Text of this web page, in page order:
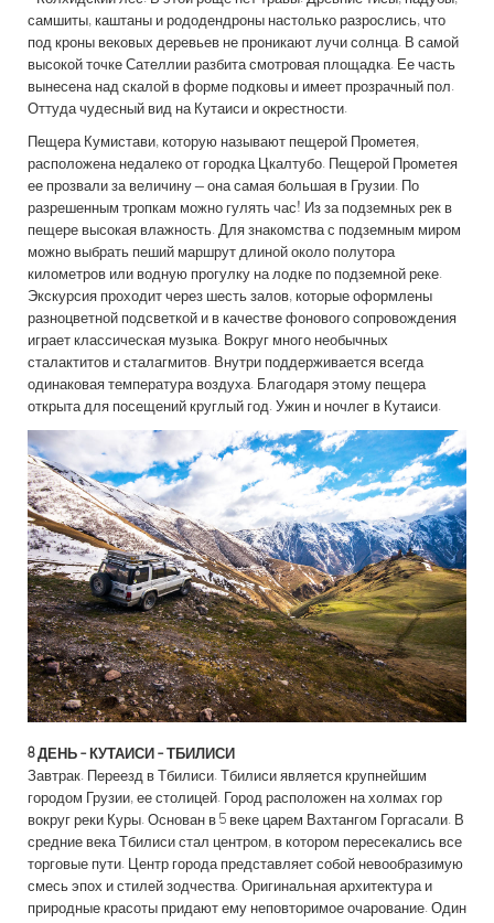
самшиты, каштаны и рододендроны настолько разрослись, что
под кроны вековых деревьев не проникают лучи солнца. В самой
высокой точке Сателлии разбита смотровая площадка. Ее часть
вынесена над скалой в форме подковы и имеет прозрачный пол.
Оттуда чудесный вид на Кутаиси и окрестности.
Пещера Кумистави, которую называют пещерой Прометея,
расположена недалеко от городка Цкалтубо. Пещерой Прометея
ее прозвали за величину – она самая большая в Грузии. По
разрешенным тропкам можно гулять час! Из за подземных рек в
пещере высокая влажность. Для знакомства с подземным миром
можно выбрать пеший маршрут длиной около полутора
километров или водную прогулку на лодке по подземной реке.
Экскурсия проходит через шесть залов, которые оформлены
разноцветной подсветкой и в качестве фонового сопровождения
играет классическая музыка. Вокруг много необычных
сталактитов и сталагмитов. Внутри поддерживается всегда
одинаковая температура воздуха. Благодаря этому пещера
открыта для посещений круглый год. Ужин и ночлег в Кутаиси.
8 ДЕНЬ - КУТАИСИ - ТБИЛИСИ
Завтрак. Переезд в Тбилиси.
Тбилиси является крупнейшим
городом Грузии, ее столицей. Город расположен на холмах гор
вокруг реки Куры. Основан в 5 веке царем Вахтангом Горгасали. В
средние века Тбилиси стал центром, в котором пересекались все
торговые пути. Центр города представляет собой невообразимую
смесь эпох и стилей зодчества. Оригинальная архитектура и
природные красоты придают ему неповторимое очарование. Один